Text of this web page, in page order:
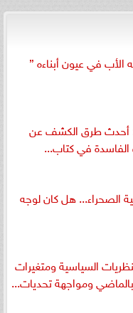
في عيون أبناءه ”
طرق الكشف عن
الفاسدة في كتاب...
الصحراء... هل كان لوجه
السياسية ومتغيرات
ومواجهة تحديات...